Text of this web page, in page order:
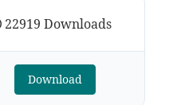
22919 Downloads
Download